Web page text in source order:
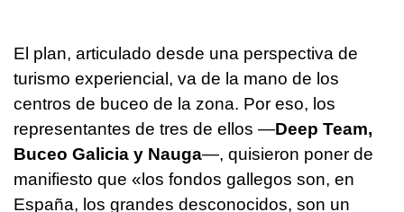
El plan, articulado desde una perspectiva de
turismo experiencial, va de la mano de los
centros de buceo de la zona. Por eso, los
representantes de tres de ellos —Deep Team,
Buceo Galicia y Nauga—, quisieron poner de
manifiesto que «los fondos gallegos son, en
España, los grandes desconocidos, son un